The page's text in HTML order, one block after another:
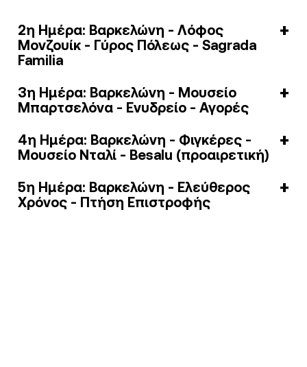
2η Ημέρα: Βαρκελώνη - Λόφος
Μονζουίκ - Γύρος Πόλεως - Sagrada
Familia
3η Ημέρα: Βαρκελώνη - Μουσείο
Μπαρτσελόνα - Ενυδρείο - Αγορές
4η Ημέρα: Βαρκελώνη - Φιγκέρες -
Μουσείο Νταλί - Besalu (προαιρετική)
5η Ημέρα: Βαρκελώνη - Ελεύθερος
Χρόνος - Πτήση Επιστροφής